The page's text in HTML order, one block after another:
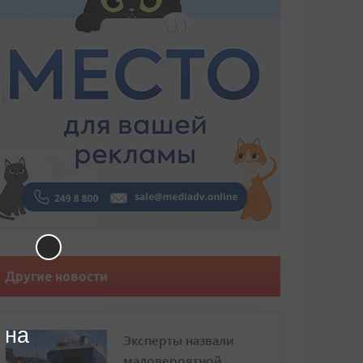
Другие новости
Эксперты назвали